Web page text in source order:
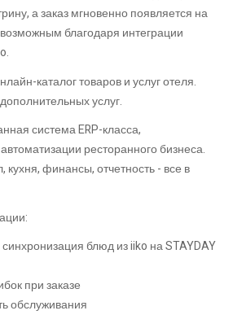
а заказ мгновенно появляется на
благодаря интеграции
каталог товаров и услуг отеля.
услуг.
система ERP-класса,
ресторанного бизнеса.
кухня, финансы, отчетность - все в
блюд из iiko на STAYDAY
при заказе
обслуживания